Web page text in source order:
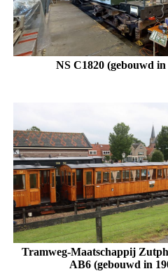
NS C1820 (gebouwd in
Tramweg-Maatschappij
AB6(gebouwd in